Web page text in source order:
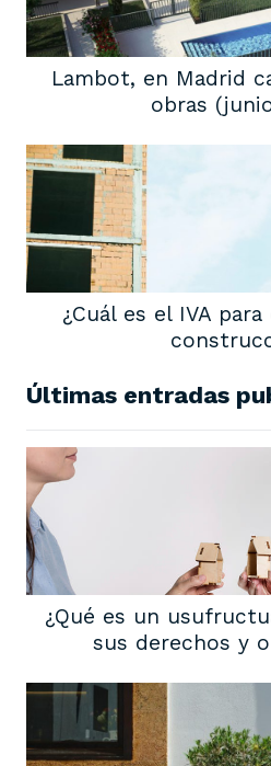
Lambot, en Madrid
obras
¿Cuál es el IVA
Últimas entradas
¿Qué es un
sus derechos y